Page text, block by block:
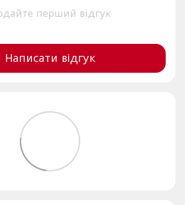
перший відгук
Написати відгук